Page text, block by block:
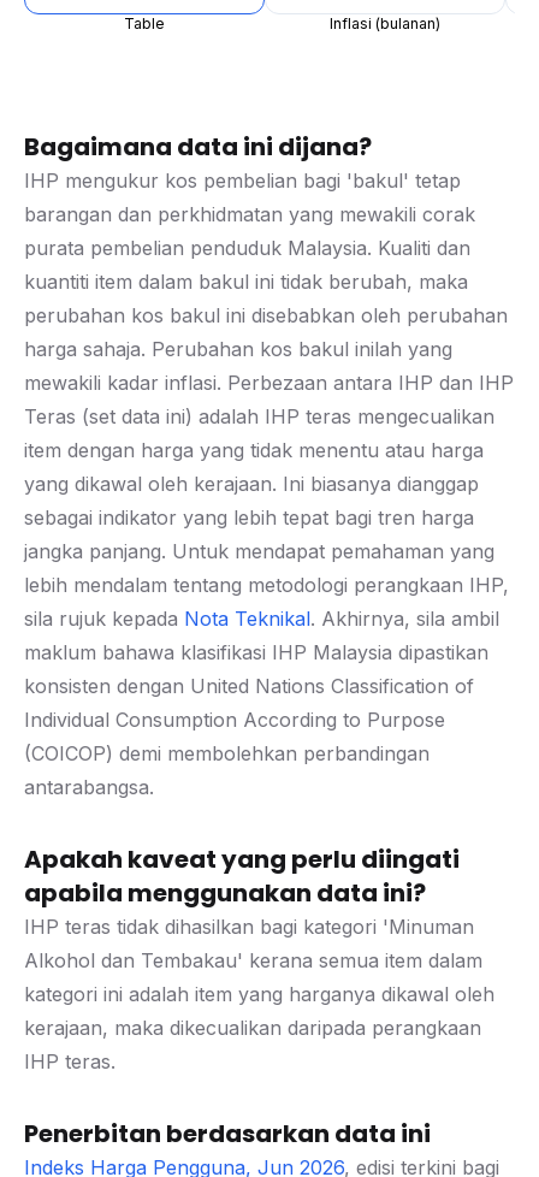
Table Inflasi (bulanan)
Bagaimana data ini dijana?
IHP mengukur kos pembelian bagi 'bakul' tetap
barangan dan perkhidmatan yang mewakili corak
purata pembelian penduduk Malaysia. Kualiti dan
kuantiti item dalam bakul ini tidak berubah, maka
perubahan kos bakul ini disebabkan oleh perubahan
harga sahaja. Perubahan kos bakul inilah yang
mewakili kadar inflasi. Perbezaan antara IHP dan IHP
Teras (set data ini) adalah IHP teras mengecualikan
item dengan harga yang tidak menentu atau harga
yang dikawal oleh kerajaan. Ini biasanya dianggap
sebagai indikator yang lebih tepat bagi tren harga
jangka panjang. Untuk mendapat pemahaman yang
lebih mendalam tentang metodologi perangkaan IHP,
sila rujuk kepada Nota Teknikal. Akhirnya, sila ambil
maklum bahawa klasifikasi IHP Malaysia dipastikan
konsisten dengan United Nations Classification of
Individual Consumption According to Purpose
(COICOP) demi membolehkan perbandingan
antarabangsa.
Apakah kaveat yang perlu diingati
apabila menggunakan data ini?
IHP teras tidak dihasilkan bagi kategori 'Minuman
Alkohol dan Tembakau' kerana semua item dalam
kategori ini adalah item yang harganya dikawal oleh
kerajaan, maka dikecualikan daripada perangkaan
IHP teras.
Penerbitan berdasarkan data ini
Indeks Harga Pengguna, Jun 2026, edisi terkini bagi